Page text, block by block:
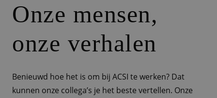
Onze mensen,
onze verhalen
Benieuwd hoe het is om bij ACSI te werken? Dat
kunnen onze collega’s je het beste vertellen. Onze